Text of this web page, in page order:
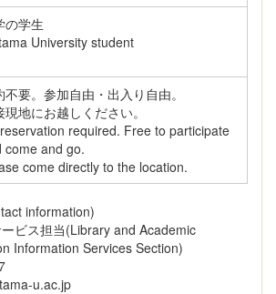
の学生
University student
不要。参加自由・出入り自由。
現地にお越しください。
required. Free to participate
come and go.
come directly to the location.
information)
ビス担当(Library and Academic
Information Services Section)
u.ac.jp